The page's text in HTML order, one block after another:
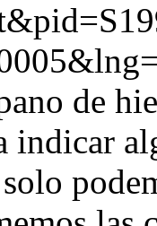
de
indicar